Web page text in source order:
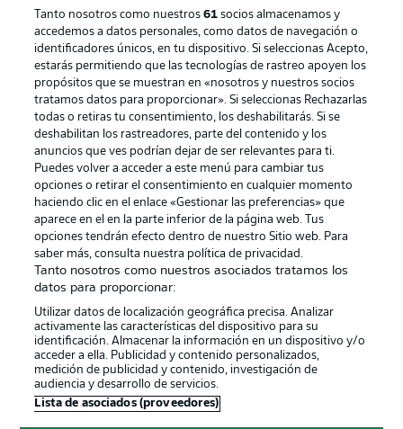
Publicidad Aviso legal
Gestionar las preferencias Declaracion de privacidad
Canales Trabajos
Jugadores Condiciones de uso
Sello Editorial Contacto
© 2026 Bundesliga-Gruppe GmbH
Tanto nosotros como nuestros61 socios almacenamos y
accedemos a datos personales, como datos de navegación o
identificadores únicos, en tu dispositivo. Si seleccionas Acepto,
estarás permitiendo que las tecnologías de rastreo apoyen los
propósitos que se muestran en «nosotros y nuestros socios
tratamos datos para proporcionar». Si seleccionas Rechazarlas
todas o retiras tu consentimiento, los deshabilitarás. Si se
deshabilitan los rastreadores, parte del contenido y los
anuncios que ves podrían dejar de ser relevantes para ti.
Puedes volver a acceder a este menú para cambiar tus
opciones o retirar el consentimiento en cualquier momento
haciendo clic en el enlace «Gestionar las preferencias» que
aparece en el en la parte inferior de la página web. Tus
opciones tendrán efecto dentro de nuestro Sitio web. Para
saber más, consulta nuestra política de privacidad.
Tanto nosotros como nuestros asociados tratamos los
datos para proporcionar:
Utilizar datos de localización geográfica precisa. Analizar
activamente las características del dispositivo para su
identificación. Almacenar la información en un dispositivo y/o
acceder a ella. Publicidad y contenido personalizados,
medición de publicidad y contenido, investigación de
audiencia y desarrollo de servicios.
Lista de asociados (proveedores)